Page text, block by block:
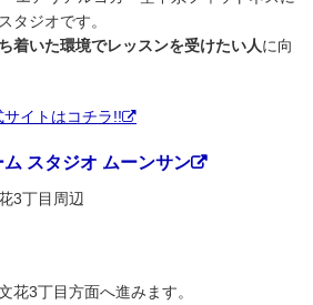
タジオです。
着いた環境でレッスンを受けたい人に向
イトはコチラ!!
スタジオ ムーンサン
3丁目周辺
花3丁目方面へ進みます。